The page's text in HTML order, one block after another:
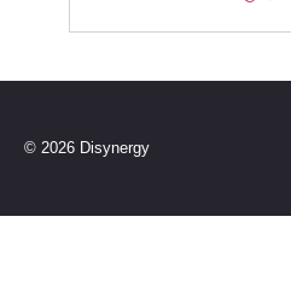
© 2026 Disynergy